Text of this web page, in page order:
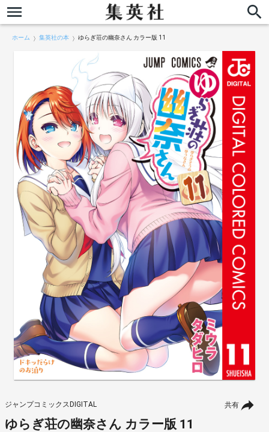
ホーム 集英社の本 ゆらぎ荘の幽奈さん カラー版 11
共有
ジャンプコミックスDIGITAL
ゆらぎ荘の幽奈さん カラー版 11